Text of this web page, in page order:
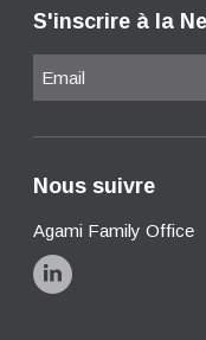
S'inscrire à la
Nous suivre
Agami Family Office